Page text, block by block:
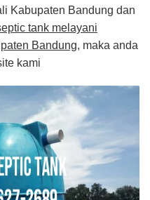
Kabupaten Bandung dan
tank melayani
Bandung, maka anda
kami